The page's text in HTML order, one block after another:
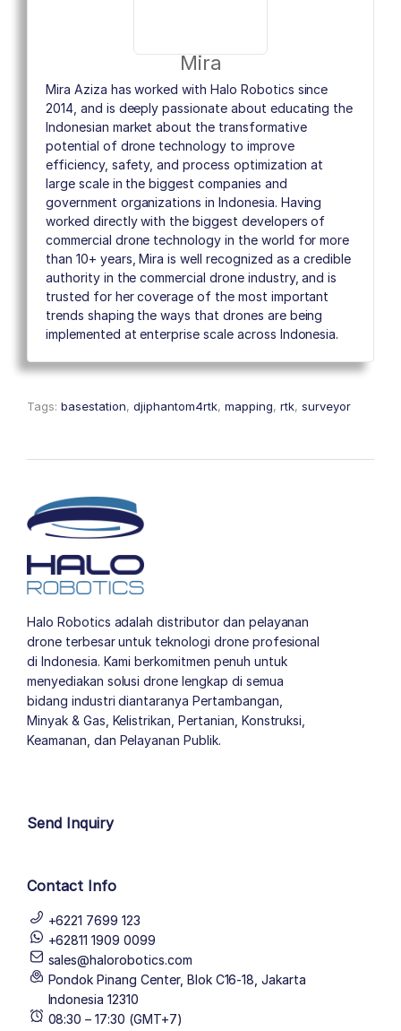
Mira
Mira Aziza has worked with Halo Robotics since
2014, and is deeply passionate about educating the
Indonesian market about the transformative
potential of drone technology to improve
efficiency, safety, and process optimization at
large scale in the biggest companies and
government organizations in Indonesia. Having
worked directly with the biggest developers of
commercial drone technology in the world for more
than 10+ years, Mira is well recognized as a credible
authority in the commercial drone industry, and is
trusted for her coverage of the most important
trends shaping the ways that drones are being
implemented at enterprise scale across Indonesia.
Tags: basestation, djiphantom4rtk, mapping, rtk, surveyor
Halo Robotics adalah distributor dan pelayanan
drone terbesar untuk teknologi drone profesional
di Indonesia. Kami berkomitmen penuh untuk
menyediakan solusi drone lengkap di semua
bidang industri diantaranya Pertambangan,
Minyak & Gas, Kelistrikan, Pertanian, Konstruksi,
Keamanan, dan Pelayanan Publik.
Send Inquiry
Contact Info
+6221 7699 123
+62811 1909 0099
sales@halorobotics.com
Pondok Pinang Center, Blok C16-18, Jakarta
Indonesia 12310
08:30 – 17:30 (GMT+7)